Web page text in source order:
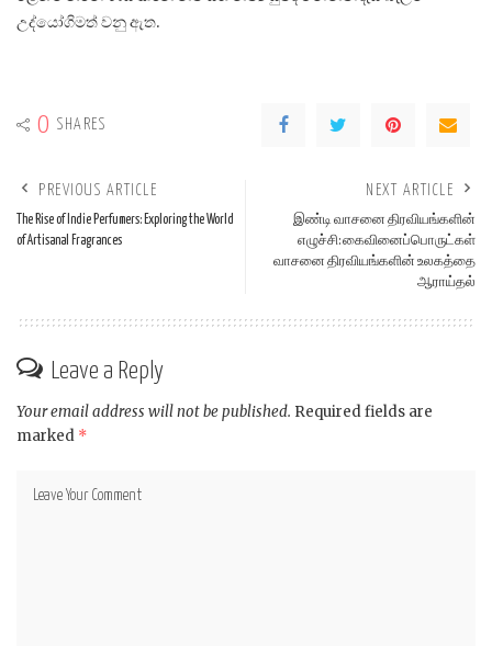
උද්යෝගිමත් වනු ඇත.
0 SHARES
PREVIOUS ARTICLE
The Rise of Indie Perfumers: Exploring the World
of Artisanal Fragrances
NEXT ARTICLE
இண்டி வாசனை திரவியங்களின்
எழுச்சி: கைவினைப்பொருட்கள்
வாசனை திரவியங்களின் உலகத்தை
ஆராய்தல்
Leave a Reply
Your email address will not be published. Required fields are
marked *